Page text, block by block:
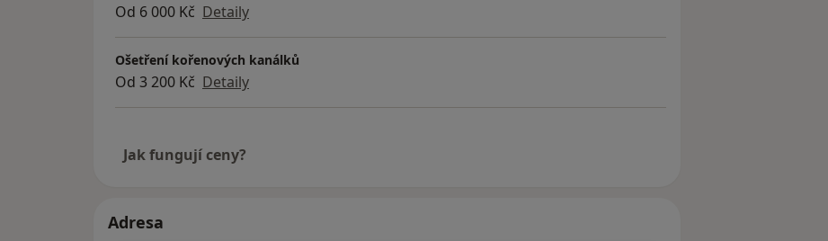
Od 6 000 Kč Detaily
Ošetření kořenových kanálků
Od 3 200 Kč Detaily
Jak fungují ceny?
Adresa